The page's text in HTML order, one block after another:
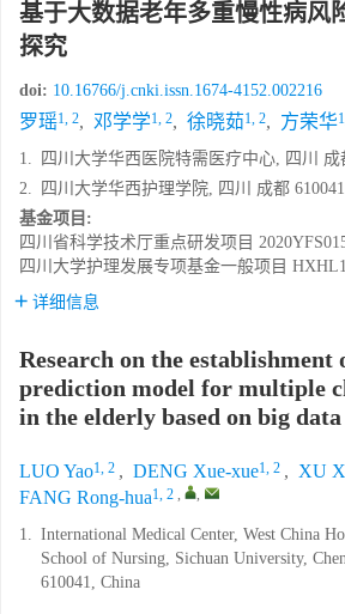
基于大数据老年多重慢性病风
探究
doi: 10.16766/j.cnki.issn.1674-4152.002216
罗瑶1, 2, 邓学学1, 2, 徐晓茹1, 2, 方荣华
1.
四川大学华西医院特需医疗中心, 四川 成
2.
四川大学华西护理学院, 四川 成都 610041
基金项目:
四川省科学技术厅重点研发项目
四川大学护理发展专项基金一般项目
详细信息
Research on the establishment
prediction model for multiple
in the elderly based on big data
LUO Yao1, 2 , DENG Xue-xue1, 2 , XU
FANG Rong-hua1, 2 , ,
1. International Medical Center, West China
School of Nursing, Sichuan University,
610041, China